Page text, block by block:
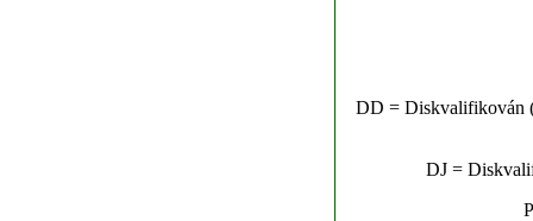
DD = Diskvalifikován
DJ =